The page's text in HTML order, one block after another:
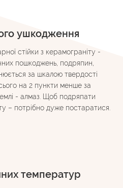
ушкодження
стійки з керамограніту -
пошкоджень, подряпин,
за шкалою твердості
на 2 пункти менше за
- алмаз. Щоб подряпати
– потрібно дуже постаратися.
температур